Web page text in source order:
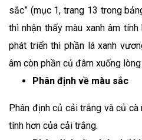
sắc” (mục 1, trang 13 trong
thì nhận thấy màu xanh âm
phát triển thì phần lá xanh
âm còn phần củ đâm xuống
Phân định về màu sắc
Phân định củ cải trắng và củ
tính hơn của cải trắng.